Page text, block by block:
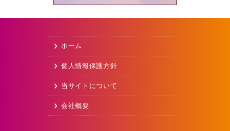
ホーム
個人情報保護方針
当サイトについて
会社概要